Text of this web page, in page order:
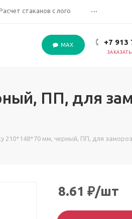
стаканов с лого ...
MAX +7 913
ПП, для
210*148*70 мм, черный, ПП, для
8.61 ₽/шт